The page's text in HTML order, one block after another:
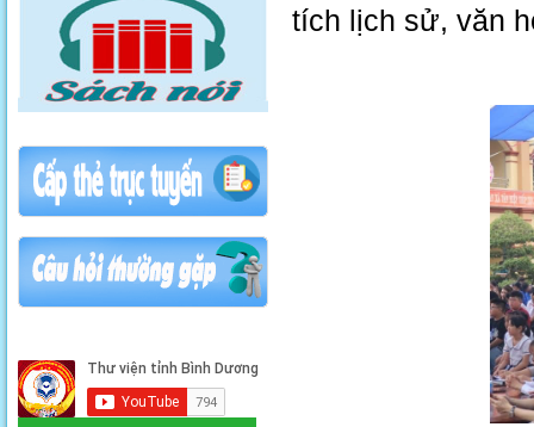
tích lịch sử, văn